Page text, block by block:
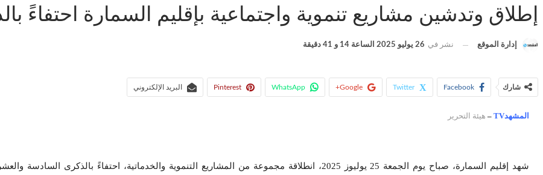
إطلاق وتدشين مشاريع تنموية واجتماعية بإقليم السمارة احتفاءً بالذكرى الـ26
إدارة الموقع نشر في 26 يوليو 2025 الساعة 14 و 41 دقيقة
شارك Facebook
Twitter
Google+
WhatsApp
Pinterest البريد الإلكتروني
المشهدTV – هيئة التحرير
شهد إقليم السمارة، صباح يوم الجمعة 25 يوليوز 2025، انطلاقة مجموعة من المشاريع التنموية والخدماتية،